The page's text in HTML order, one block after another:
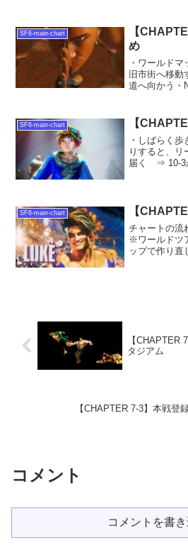
る・昼は
ら上...
SF6-main-chart
【
め
・ワールド
旧市街へ移
道へ向かう・
る ※ヴァシ
停で、ファス
SF6-main-chart 【
・しばらく
りすると、リ
届く ⇒ 10-3
ないた...
SF6-main-chart 【
チャートの流
※ワールドツ
ップで作り直
【CHAPTER
タジアム
【CHAPTER 7-3】本戦登
コメント
コメントを書